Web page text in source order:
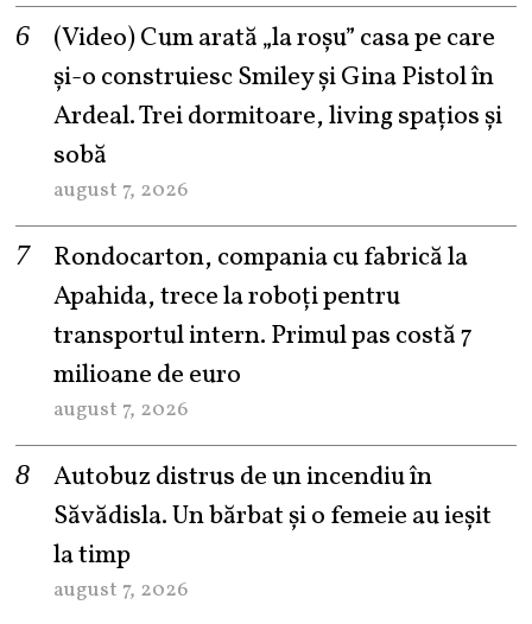
(Video) Cum arată „la roşu” casa pe care
şi-o construiesc Smiley şi Gina Pistol în
Ardeal. Trei dormitoare, living spațios și
sobă
august 7, 2026
Rondocarton, compania cu fabrică la
Apahida, trece la roboți pentru
transportul intern. Primul pas costă 7
milioane de euro
august 7, 2026
Autobuz distrus de un incendiu în
Săvădisla. Un bărbat și o femeie au ieșit
la timp
august 7, 2026